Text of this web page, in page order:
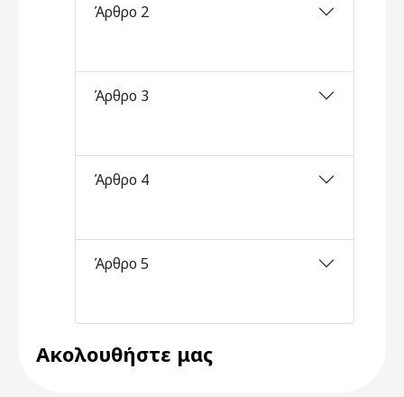
Άρθρο 2
Άρθρο 3
Άρθρο 4
Άρθρο 5
Ακολουθήστε μας